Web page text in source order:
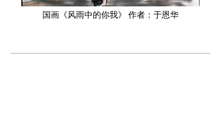
国画《风雨中的你我》 作者：于恩华